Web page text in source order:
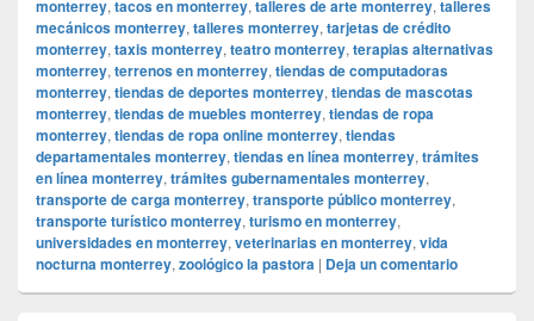
monterrey, tacos en monterrey, talleres de arte monterrey, talleres
mecánicos monterrey, talleres monterrey, tarjetas de crédito
monterrey, taxis monterrey, teatro monterrey, terapias alternativas
monterrey, terrenos en monterrey, tiendas de computadoras
monterrey, tiendas de deportes monterrey, tiendas de mascotas
monterrey, tiendas de muebles monterrey, tiendas de ropa
monterrey, tiendas de ropa online monterrey, tiendas
departamentales monterrey, tiendas en línea monterrey, trámites
en línea monterrey, trámites gubernamentales monterrey,
transporte de carga monterrey, transporte público monterrey,
transporte turístico monterrey, turismo en monterrey,
universidades en monterrey, veterinarias en monterrey, vida
nocturna monterrey, zoológico la pastora | Deja un comentario